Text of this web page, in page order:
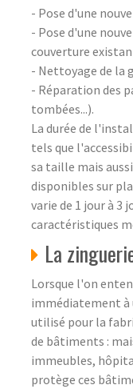
- Pose d'une
- Pose d'une
couverture
- Nettoyage de la
- Réparation des
tombées...).
La durée de
tels que
sa taille mais
disponibles sur
varie de 1 jour à 3
caractéristiques
La
Lorsque l'on
immédiatement à
utilisé pour la
de bâtiments :
immeubles,
protège ces